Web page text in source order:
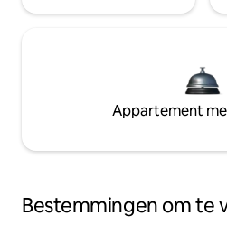
Appartement
Bestemmingen om te